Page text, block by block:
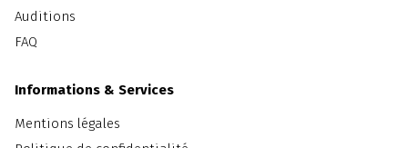
Auditions
FAQ
Informations & Services
Mentions légales